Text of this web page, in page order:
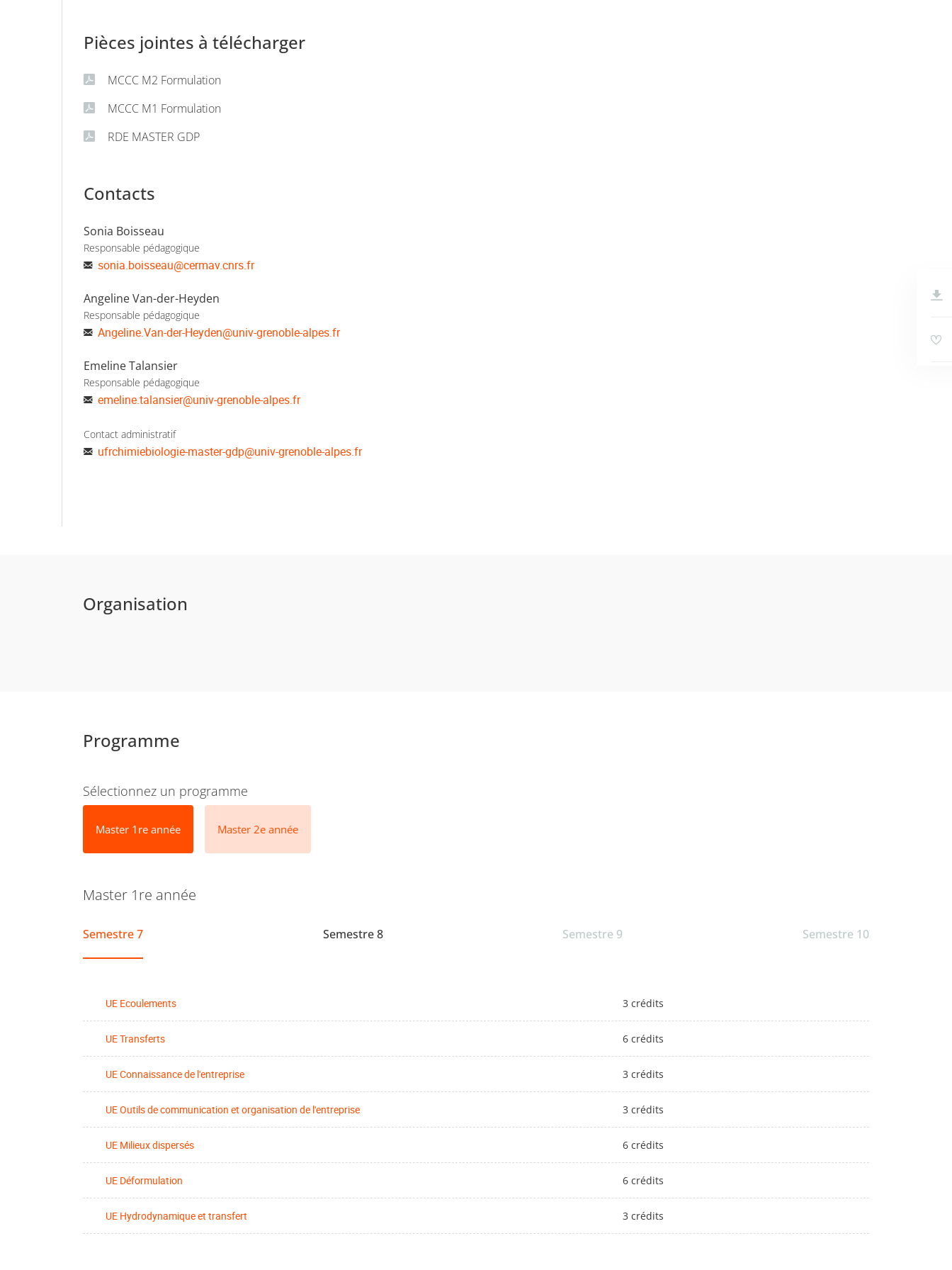
Pièces jointes à télécharger
MCCC M2 Formulation
MCCC M1 Formulation
RDE MASTER GDP
Contacts
Sonia Boisseau
Responsable pédagogique
sonia.boisseau@cermav.cnrs.fr
Angeline Van-der-Heyden
Responsable pédagogique
Angeline.Van-der-Heyden@univ-grenoble-alpes.fr
Emeline Talansier
Responsable pédagogique
emeline.talansier@univ-grenoble-alpes.fr
Contact administratif
ufrchimiebiologie-master-gdp@univ-grenoble-alpes.fr
Organisation
Programme
Sélectionnez un programme
Master 1re année Master 2e année
Master 1re année
Semestre 7 Semestre 8 Semestre 9 Semestre 10
UE Ecoulements 3 crédits
UE Transferts 6 crédits
UE Connaissance de l'entreprise 3 crédits
UE Outils de communication et organisation de l'entreprise 3 crédits
UE Milieux dispersés 6 crédits
UE Déformulation 6 crédits
UE Hydrodynamique et transfert 3 crédits